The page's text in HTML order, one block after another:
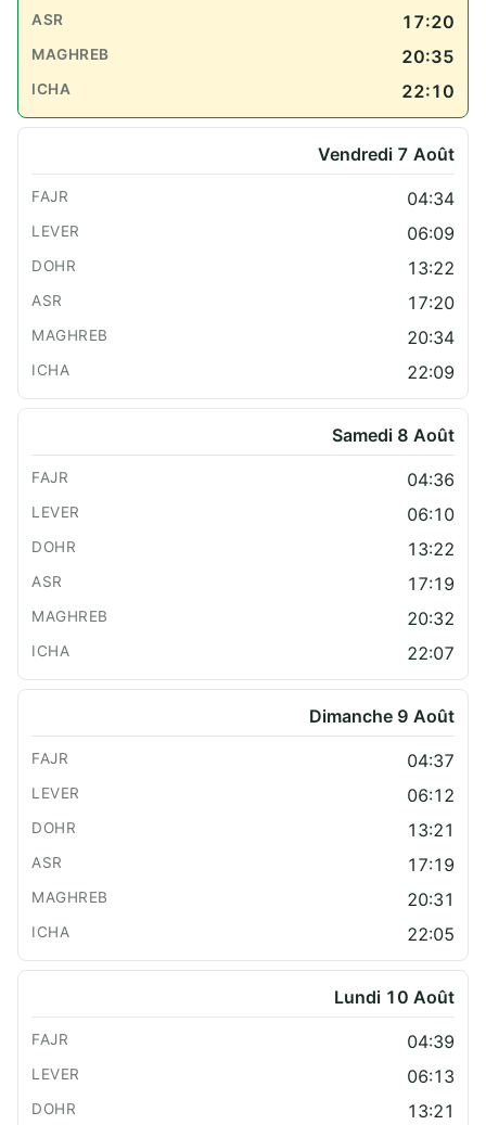
17:20
20:35
22:10
Vendredi 7 Août
04:34
06:09
13:22
17:20
20:34
22:09
Samedi 8 Août
04:36
06:10
13:22
17:19
20:32
22:07
Dimanche 9 Août
04:37
06:12
13:21
17:19
20:31
22:05
Lundi 10 Août
04:39
06:13
13:21